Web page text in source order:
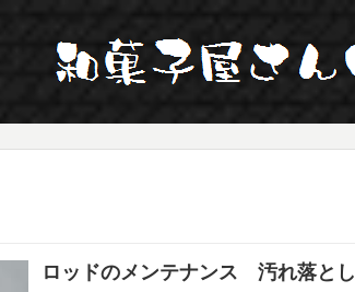
ロッドのメンテナンス 汚れ落とし